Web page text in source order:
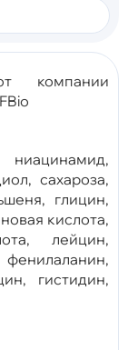
компании
сахароза,
глицин,
кислота,
лейцин,
гистидин,